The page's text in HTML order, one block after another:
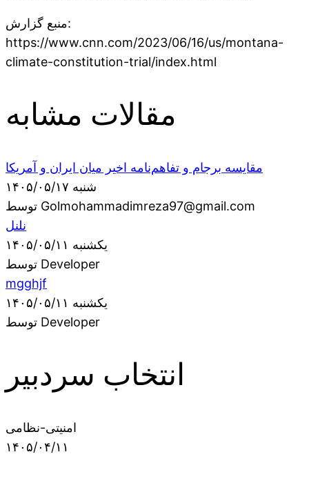
منبع گزارش:
https://www.cnn.com/2023/06/16/us/montana-
climate-constitution-trial/index.html
مقالات مشابه
مقایسه برجام و تفاهم‌نامه اخیر میان ایران و آمریکا
شنبه ۱۴۰۵/۰۵/۱۷
توسط Golmohammadimreza97@gmail.com
نلنل
یکشنبه ۱۴۰۵/۰۵/۱۱
توسط Developer
mgghjf
یکشنبه ۱۴۰۵/۰۵/۱۱
توسط Developer
انتخاب سردبیر
امنیتی-نظامی
۱۴۰۵/۰۴/۱۱